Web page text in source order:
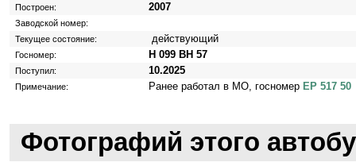
Построен: 2007
Заводской номер:
Текущее состояние:
действующий
Госномер: Н 099 ВН 57
Поступил: 10.2025
Примечание: Ранее работал в МО, госномер ЕР 517 50
Фотографий этого